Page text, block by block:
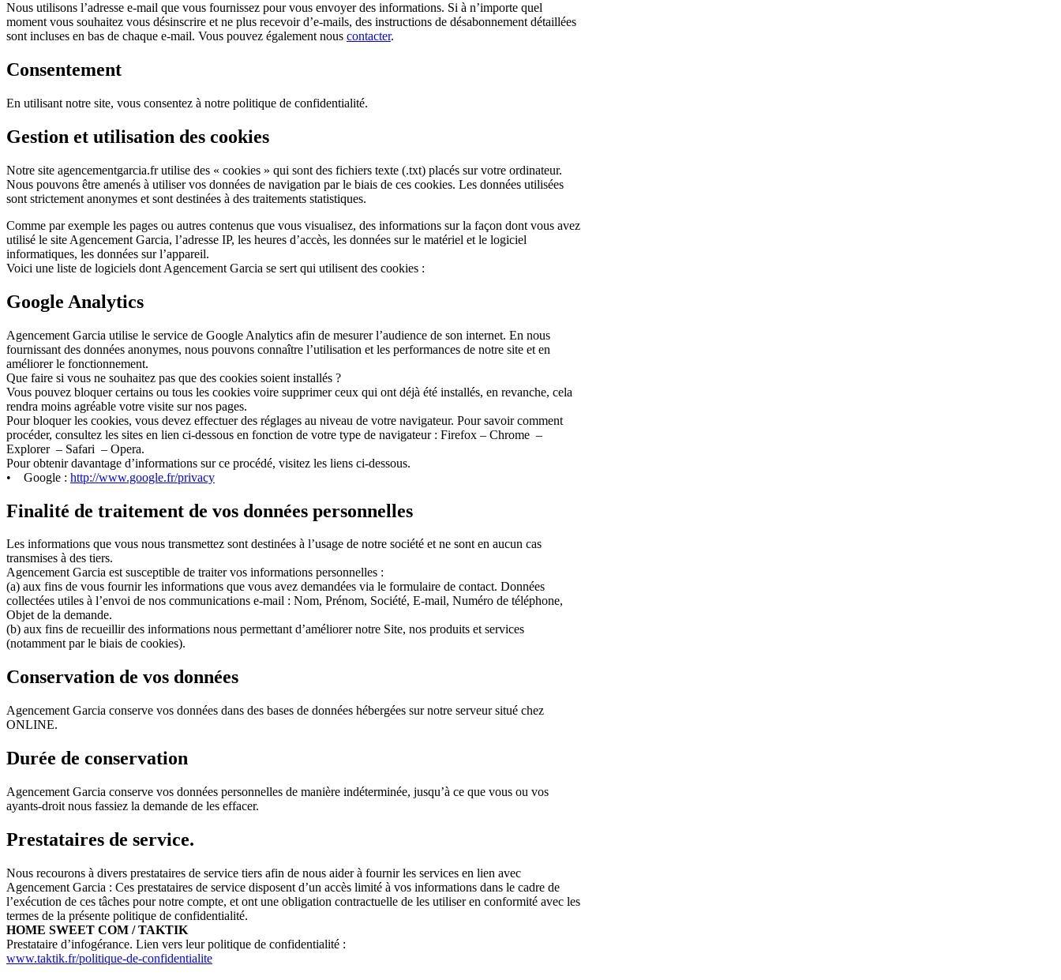
Nous utilisons l’adresse e-mail que vous fournissez pour vous envoyer des informations. Si à n’importe quel
moment vous souhaitez vous désinscrire et ne plus recevoir d’e-mails, des instructions de désabonnement détaillées
sont incluses en bas de chaque e-mail. Vous pouvez également nous contacter.
Consentement
En utilisant notre site, vous consentez à notre politique de confidentialité.
Gestion et utilisation des cookies
Notre site agencementgarcia.fr utilise des « cookies » qui sont des fichiers texte (.txt) placés sur votre ordinateur.
Nous pouvons être amenés à utiliser vos données de navigation par le biais de ces cookies. Les données utilisées
sont strictement anonymes et sont destinées à des traitements statistiques.
Comme par exemple les pages ou autres contenus que vous visualisez, des informations sur la façon dont vous avez
utilisé le site Agencement Garcia, l’adresse IP, les heures d’accès, les données sur le matériel et le logiciel
informatiques, les données sur l’appareil.
Voici une liste de logiciels dont Agencement Garcia se sert qui utilisent des cookies :
Google Analytics
Agencement Garcia utilise le service de Google Analytics afin de mesurer l’audience de son internet. En nous
fournissant des données anonymes, nous pouvons connaître l’utilisation et les performances de notre site et en
améliorer le fonctionnement.
Que faire si vous ne souhaitez pas que des cookies soient installés ?
Vous pouvez bloquer certains ou tous les cookies voire supprimer ceux qui ont déjà été installés, en revanche, cela
rendra moins agréable votre visite sur nos pages.
Pour bloquer les cookies, vous devez effectuer des réglages au niveau de votre navigateur. Pour savoir comment
procéder, consultez les sites en lien ci-dessous en fonction de votre type de navigateur : Firefox – Chrome –
Explorer – Safari – Opera.
Pour obtenir davantage d’informations sur ce procédé, visitez les liens ci-dessous.
• Google : http://www.google.fr/privacy
Finalité de traitement de vos données personnelles
Les informations que vous nous transmettez sont destinées à l’usage de notre société et ne sont en aucun cas
transmises à des tiers.
Agencement Garcia est susceptible de traiter vos informations personnelles :
(a) aux fins de vous fournir les informations que vous avez demandées via le formulaire de contact. Données
collectées utiles à l’envoi de nos communications e-mail : Nom, Prénom, Société, E-mail, Numéro de téléphone,
Objet de la demande.
(b) aux fins de recueillir des informations nous permettant d’améliorer notre Site, nos produits et services
(notamment par le biais de cookies).
Conservation de vos données
Agencement Garcia conserve vos données dans des bases de données hébergées sur notre serveur situé chez
ONLINE.
Durée de conservation
Agencement Garcia conserve vos données personnelles de manière indéterminée, jusqu’à ce que vous ou vos
ayants-droit nous fassiez la demande de les effacer.
Prestataires de service.
Nous recourons à divers prestataires de service tiers afin de nous aider à fournir les services en lien avec
Agencement Garcia : Ces prestataires de service disposent d’un accès limité à vos informations dans le cadre de
l’exécution de ces tâches pour notre compte, et ont une obligation contractuelle de les utiliser en conformité avec les
termes de la présente politique de confidentialité.
HOME SWEET COM / TAKTIK
Prestataire d’infogérance. Lien vers leur politique de confidentialité :
www.taktik.fr/politique-de-confidentialite